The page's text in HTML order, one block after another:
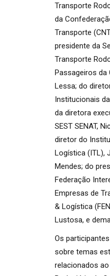
Transporte
da
Transporte
presidente da
Transporte
Passageiros da
Lessa; do
Institucionais
da diretora
SEST SENAT,
diretor do
Logística (ITL),
Mendes; do
Federação
Empresas de
& Logística
Lustosa, e
Os
sobre temas
relacionados